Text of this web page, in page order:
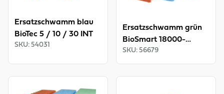
Ersatzschwamm blau
BioTec 5 / 10 / 30 INT
SKU: 54031
Ersatzschwamm grün
BioSmart 18000-
36000 INT
SKU: 56679